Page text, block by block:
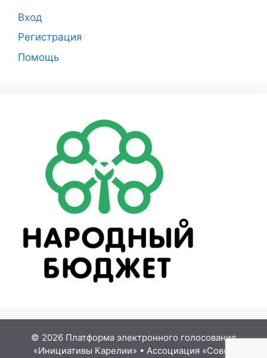
Вход
Регистрация
Помощь
© 2026 Платформа электронного голосования
«Инициативы Карелии» • Ассоциация «Совет